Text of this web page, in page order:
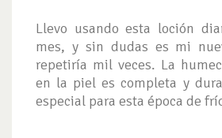
Llevo usando esta loción
mes, y sin dudas es mi
repetiría mil veces. La
en la piel es completa y
especial para esta época de